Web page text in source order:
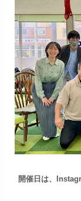
開催日は、